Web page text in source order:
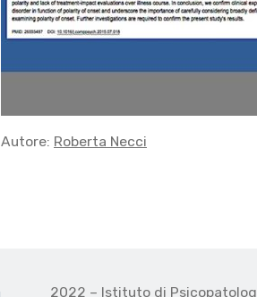
Autore: Roberta Necci
2022 – Istituto di